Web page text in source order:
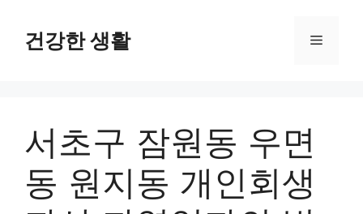
content건강한 생활 Menu
서초구 잠원동 우면
동 원지동 개인회생